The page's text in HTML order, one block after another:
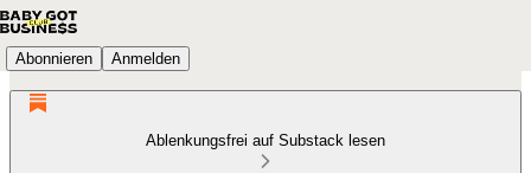
Abonnieren Anmelden
Ablenkungsfrei auf Substack lesen